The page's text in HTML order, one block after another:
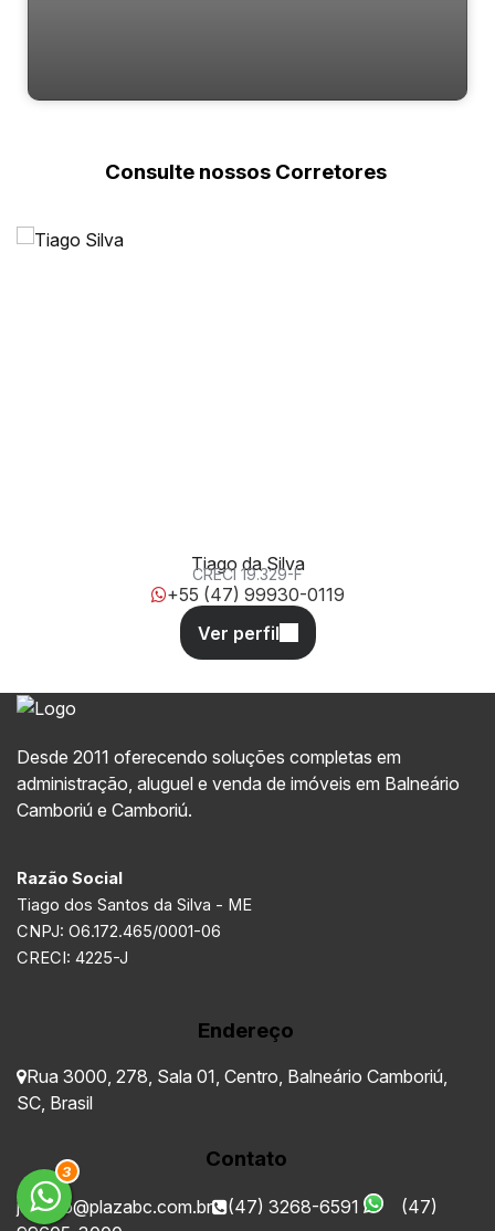
3
Consulte nossos Corretores
Tiago da Silva
CRECI 19.329-F
+55 (47) 99930-0119
Desde 2011 oferecendo soluções completas em
administração, aluguel e venda de imóveis em Balneário
Camboriú e Camboriú.
Razão Social
Tiago dos Santos da Silva - ME
CNPJ: O6.172.465/0001-06
CRECI: 4225-J
Endereço
Rua 3000 278 Sala 01 Centro Balneário Camboriú
SC Brasil
Contato
juridico@plazabc.com.br (47) 3268-6591
(47)